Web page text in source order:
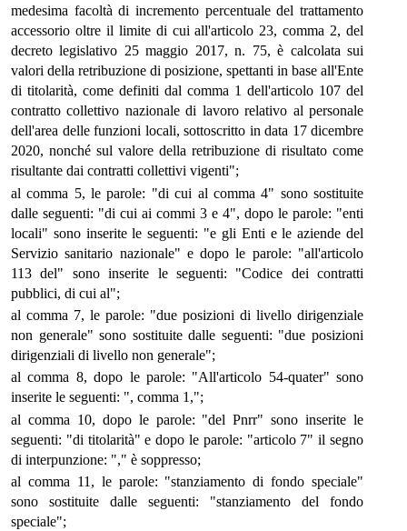
medesima facoltà di incremento percentuale del trattamento
accessorio oltre il limite di cui all'articolo 23, comma 2, del
decreto legislativo 25 maggio 2017, n. 75, è calcolata sui
valori della retribuzione di posizione, spettanti in base all'Ente
di titolarità, come definiti dal comma 1 dell'articolo 107 del
contratto collettivo nazionale di lavoro relativo al personale
dell'area delle funzioni locali, sottoscritto in data 17 dicembre
2020, nonché sul valore della retribuzione di risultato come
risultante dai contratti collettivi vigenti";
al comma 5, le parole: "di cui al comma 4" sono sostituite
dalle seguenti: "di cui ai commi 3 e 4", dopo le parole: "enti
locali" sono inserite le seguenti: "e gli Enti e le aziende del
Servizio sanitario nazionale" e dopo le parole: "all'articolo
113 del" sono inserite le seguenti: "Codice dei contratti
pubblici, di cui al";
al comma 7, le parole: "due posizioni di livello dirigenziale
non generale" sono sostituite dalle seguenti: "due posizioni
dirigenziali di livello non generale";
al comma 8, dopo le parole: "All'articolo 54-quater" sono
inserite le seguenti: ", comma 1,";
al comma 10, dopo le parole: "del Pnrr" sono inserite le
seguenti: "di titolarità" e dopo le parole: "articolo 7" il segno
di interpunzione: "," è soppresso;
al comma 11, le parole: "stanziamento di fondo speciale"
sono sostituite dalle seguenti: "stanziamento del fondo
speciale";